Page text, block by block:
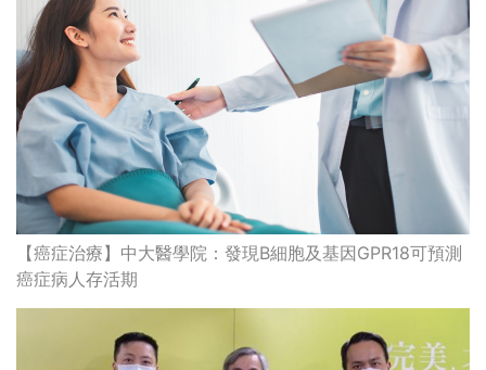
【癌症治療】中大醫學院：發現B細胞及基因GPR18可預測
癌症病人存活期